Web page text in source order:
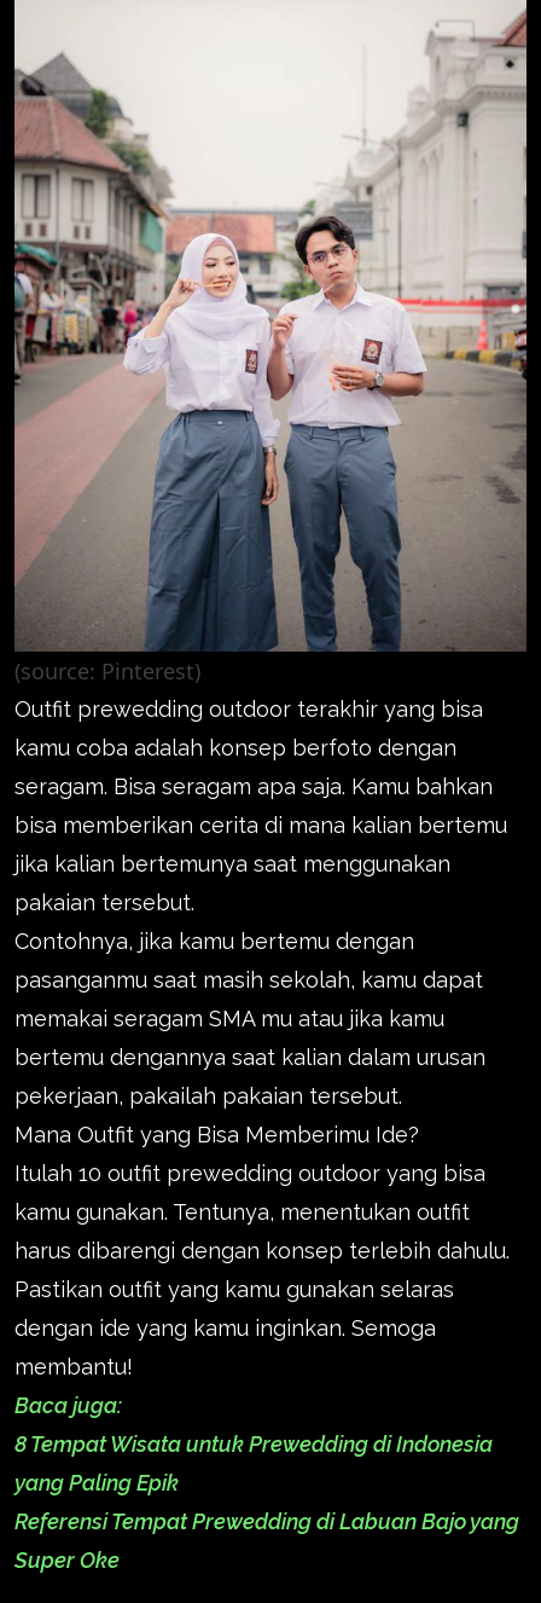
(source: Pinterest)
Outfit prewedding outdoor terakhir yang bisa
kamu coba adalah konsep berfoto dengan
seragam. Bisa seragam apa saja. Kamu bahkan
bisa memberikan cerita di mana kalian bertemu
jika kalian bertemunya saat menggunakan
pakaian tersebut.
Contohnya, jika kamu bertemu dengan
pasanganmu saat masih sekolah, kamu dapat
memakai seragam SMA mu atau jika kamu
bertemu dengannya saat kalian dalam urusan
pekerjaan, pakailah pakaian tersebut.
Mana Outfit yang Bisa Memberimu Ide?
Itulah 10 outfit prewedding outdoor yang bisa
kamu gunakan. Tentunya, menentukan outfit
harus dibarengi dengan konsep terlebih dahulu.
Pastikan outfit yang kamu gunakan selaras
dengan ide yang kamu inginkan. Semoga
membantu!
Baca juga:
8 Tempat Wisata untuk Prewedding di Indonesia
yang Paling Epik
Referensi Tempat Prewedding di Labuan Bajo yang
Super Oke